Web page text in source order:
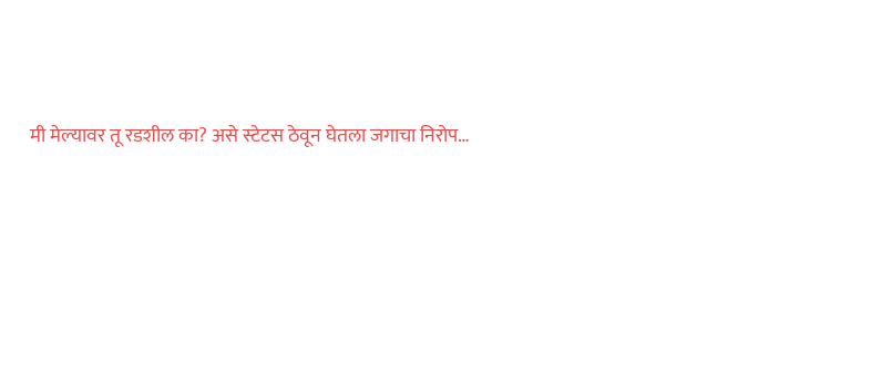
फटाकेबाजी
मी मेल्यावर तू रडशील का? असे स्टेटस ठेवून घेतला जगाचा निरोप…